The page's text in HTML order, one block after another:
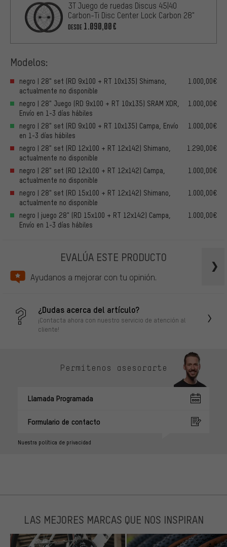
3T Juego de ruedas Discus 45|40
Carbon-Ti Disc Center Lock Carbon 28"
DESDE 1.090,00€
Modelos:
negro | 28" set (RD 9x100 + RT 10x135) Shimano,
actualmente no disponible
1.000,00€
negro | 28" Juego (RD 9x100 + RT 10x135) SRAM XDR,
Envío en 1-3 días hábiles
1.000,00€
negro | 28" set (RD 9x100 + RT 10x135) Campa, Envío
en 1-3 días hábiles
1.000,00€
negro | 28" set (RD 12x100 + RT 12x142) Shimano,
actualmente no disponible
1.290,00€
negro | 28" set (RD 12x100 + RT 12x142) Campa,
actualmente no disponible
1.000,00€
negro | 28" set (RD 15x100 + RT 12x142) Shimano,
actualmente no disponible
1.000,00€
negro | juego 28" (RD 15x100 + RT 12x142) Campa,
Envío en 1-3 días hábiles
1.000,00€
EVALÚA ESTE PRODUCTO
Ayudanos a mejorar con tu opinión.
¿Dudas acerca del artículo?
¡Contacta ahora con nuestro servicio de atención al
cliente!
Permítenos asesorarte
Llamada Programada
Formulario de contacto
Nuestra política de privacidad
LAS MEJORES MARCAS QUE NOS INSPIRAN